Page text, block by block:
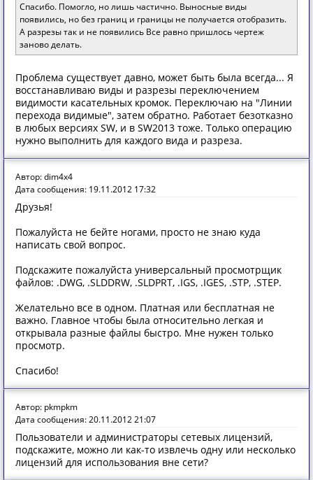
Спасибо. Помогло, но лишь частично. Выносные виды
появились, но без границ и границы не получается отобразить.
А разрезы так и не появились Все равно пришлось чертеж
заново делать.
Проблема существует давно, может быть была всегда... Я
восстанавливаю виды и разрезы переключением
видимости касательных кромок. Переключаю на "Линии
перехода видимые", затем обратно. Работает безотказно
в любых версиях SW, и в SW2013 тоже. Только операцию
нужно выполнить для каждого вида и разреза.
Автор: dim4x4
Дата сообщения: 19.11.2012 17:32
Друзья!
Пожалуйста не бейте ногами, просто не знаю куда
написать свой вопрос.
Подскажите пожалуйста универсальный просмотрщик
файлов: .DWG, .SLDDRW, .SLDPRT, .IGS, .IGES, .STP, .STEP.
Желательно все в одном. Платная или бесплатная не
важно. Главное чтобы была относительно легкая и
открывала разные файлы быстро. Мне нужен только
просмотр.
Спасибо!
Автор: pkmpkm
Дата сообщения: 20.11.2012 21:07
Пользователи и администраторы сетевых лицензий,
подскажите, можно ли как-то извлечь одну или несколько
лицензий для использования вне сети?